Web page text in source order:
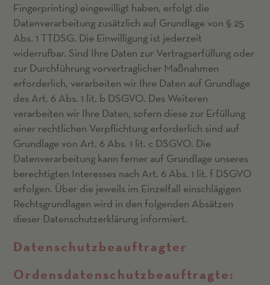
Fingerprinting) eingewilligt haben, erfolgt die
Datenverarbeitung zusätzlich auf Grundlage von § 25
Abs. 1 TTDSG. Die Einwilligung ist jederzeit
widerrufbar. Sind Ihre Daten zur Vertragserfüllung oder
zur Durchführung vorvertraglicher Maßnahmen
erforderlich, verarbeiten wir Ihre Daten auf Grundlage
des Art. 6 Abs. 1 lit. b DSGVO. Des Weiteren
verarbeiten wir Ihre Daten, sofern diese zur Erfüllung
einer rechtlichen Verpflichtung erforderlich sind auf
Grundlage von Art. 6 Abs. 1 lit. c DSGVO. Die
Datenverarbeitung kann ferner auf Grundlage unseres
berechtigten Interesses nach Art. 6 Abs. 1 lit. f DSGVO
erfolgen. Über die jeweils im Einzelfall einschlägigen
Rechtsgrundlagen wird in den folgenden Absätzen
dieser Datenschutzerklärung informiert.
Datenschutz­beauftragter
Ordensdatenschutzbeauftragte: